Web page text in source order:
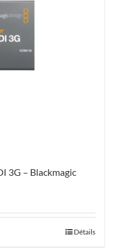
3G – Blackmagic
Détails